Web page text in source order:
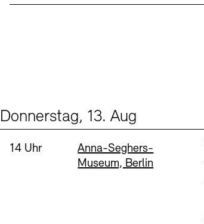
Donnerstag, 13. Aug
Uhrzeit:
14 Uhr Standort
Anna-Seghers-
Museum, Berlin